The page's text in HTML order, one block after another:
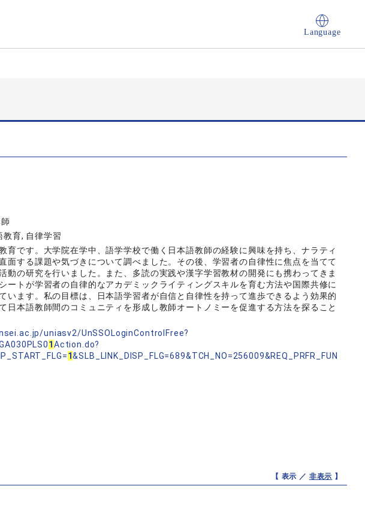
Language
教育, 自律学習
育です。大学院在学中、語学学校で働く日本語教師の経験に興味を持ち、ナラティ
面する課題や気づきについて調べました。その後、学習者の自律性に焦点を当てて
動の研究を行いました。また、多読の実践や漢字学習教材の開発にも携わってきま
ートが学習者の自律的なアカデミックライティングスキルを育む方法や国際共修に
います。私の目標は、日本語学習者が自信と自律性を持って進歩できるよう効果的
日本語教師間のコミュニティを形成し教師オートノミーを促進する方法を探ること
uniasv2/UnSSOLoginControlFree?
1Action.do?
1&SLB_LINK_DISP_FLG=689&TCH_NO=256009&REQ_PRFR_FUN
【 表示 ／ 非表示 】